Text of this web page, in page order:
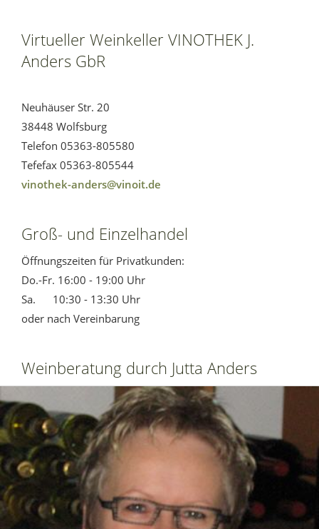
Virtueller Weinkeller VINOTHEK J.
Anders GbR
Neuhäuser Str. 20
38448 Wolfsburg
Telefon 05363-805580
Tefefax 05363-805544
vinothek-anders@vinoit.de
Groß- und Einzelhandel
Öffnungszeiten für Privatkunden:
Do.-Fr. 16:00 - 19:00 Uhr
Sa. 10:30 - 13:30 Uhr
oder nach Vereinbarung
Weinberatung durch Jutta Anders